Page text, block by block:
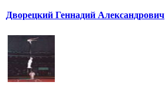
Дворецкий Геннадий Александрович